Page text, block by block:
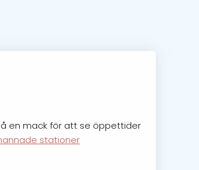
en mack för att se öppettider
stationer